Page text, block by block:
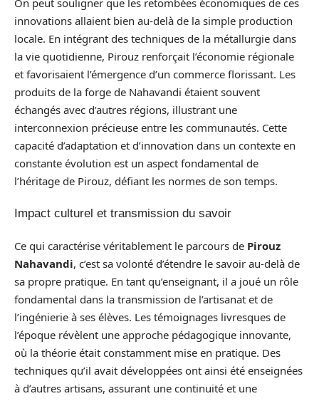
innovations allaient bien au-delà de la simple production
locale. En intégrant des techniques de la métallurgie dans
la vie quotidienne, Pirouz renforçait l’économie régionale
et favorisaient l’émergence d’un commerce florissant. Les
produits de la forge de Nahavandi étaient souvent
échangés avec d’autres régions, illustrant une
interconnexion précieuse entre les communautés. Cette
capacité d’adaptation et d’innovation dans un contexte en
constante évolution est un aspect fondamental de
l’héritage de Pirouz, défiant les normes de son temps.
Impact culturel et transmission du savoir
Ce qui caractérise véritablement le parcours de Pirouz
Nahavandi, c’est sa volonté d’étendre le savoir au-delà de
sa propre pratique. En tant qu’enseignant, il a joué un rôle
fondamental dans la transmission de l’artisanat et de
l’ingénierie à ses élèves. Les témoignages livresques de
l’époque révèlent une approche pédagogique innovante,
où la théorie était constamment mise en pratique. Des
techniques qu’il avait développées ont ainsi été enseignées
à d’autres artisans, assurant une continuité et une